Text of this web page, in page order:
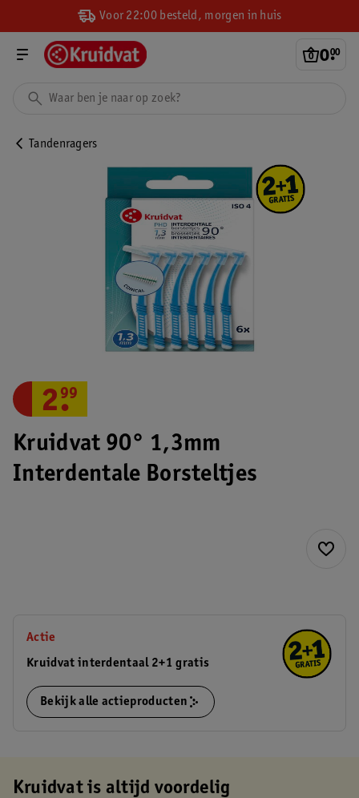
Voor 22:00 besteld, morgen in huis
0.
00
Tandenragers
Kruidvat 90° 1,3mm
Interdentale Borsteltjes
2.
99
Actie
Kruidvat interdentaal 2+1 gratis
Bekijk alle actieproducten
Kruidvat is altijd voordelig